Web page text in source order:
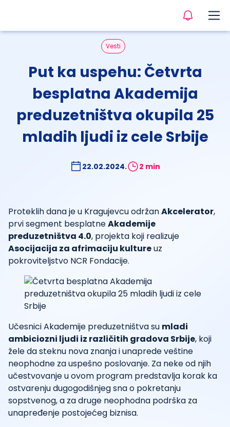
Vesti
Put ka uspehu: Četvrta
besplatna Akademija
preduzetništva okupila 25
mladih ljudi iz cele Srbije
22.02.2024. 2 min
Proteklih dana je u Kragujevcu održanAkcelerator,
prvi segment besplatneAkademije
preduzetništva 4.0, projekta koji realizuje
Asocijacija za afrimaciju kultureuz
pokroviteljstvo NCR Fondacije.
Učesnici Akademije preduzetništva su mladi
ambiciozni ljudi iz različitih gradova Srbije, koji
žele da steknu nova znanja i unaprede veštine
neophodne za uspešno poslovanje. Za neke od njih
učestvovanje u ovom program predstavlja korak ka
ostvarenju dugogodišnjeg sna o pokretanju
sopstvenog, a za druge neophodna podrška za
unapređenje postojećeg biznisa.